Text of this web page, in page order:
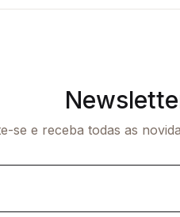
se e receba todas as